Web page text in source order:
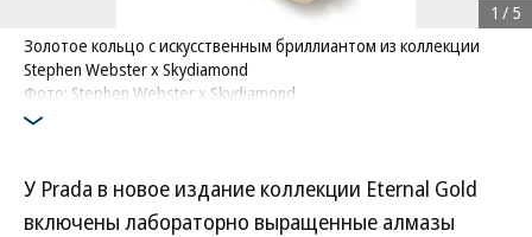
Золотое кольцо с искусственным бриллиантом из коллекции
Stephen Webster x Skydiamond
Фото: Stephen Webster x Skydiamond
1 / 5
У Prada в новое издание коллекции Eternal Gold
включены лабораторно выращенные алмазы